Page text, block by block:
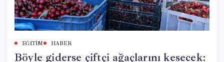
EĞITIM HABER
Böyle giderse çiftçi ağaçlarını kesecek: